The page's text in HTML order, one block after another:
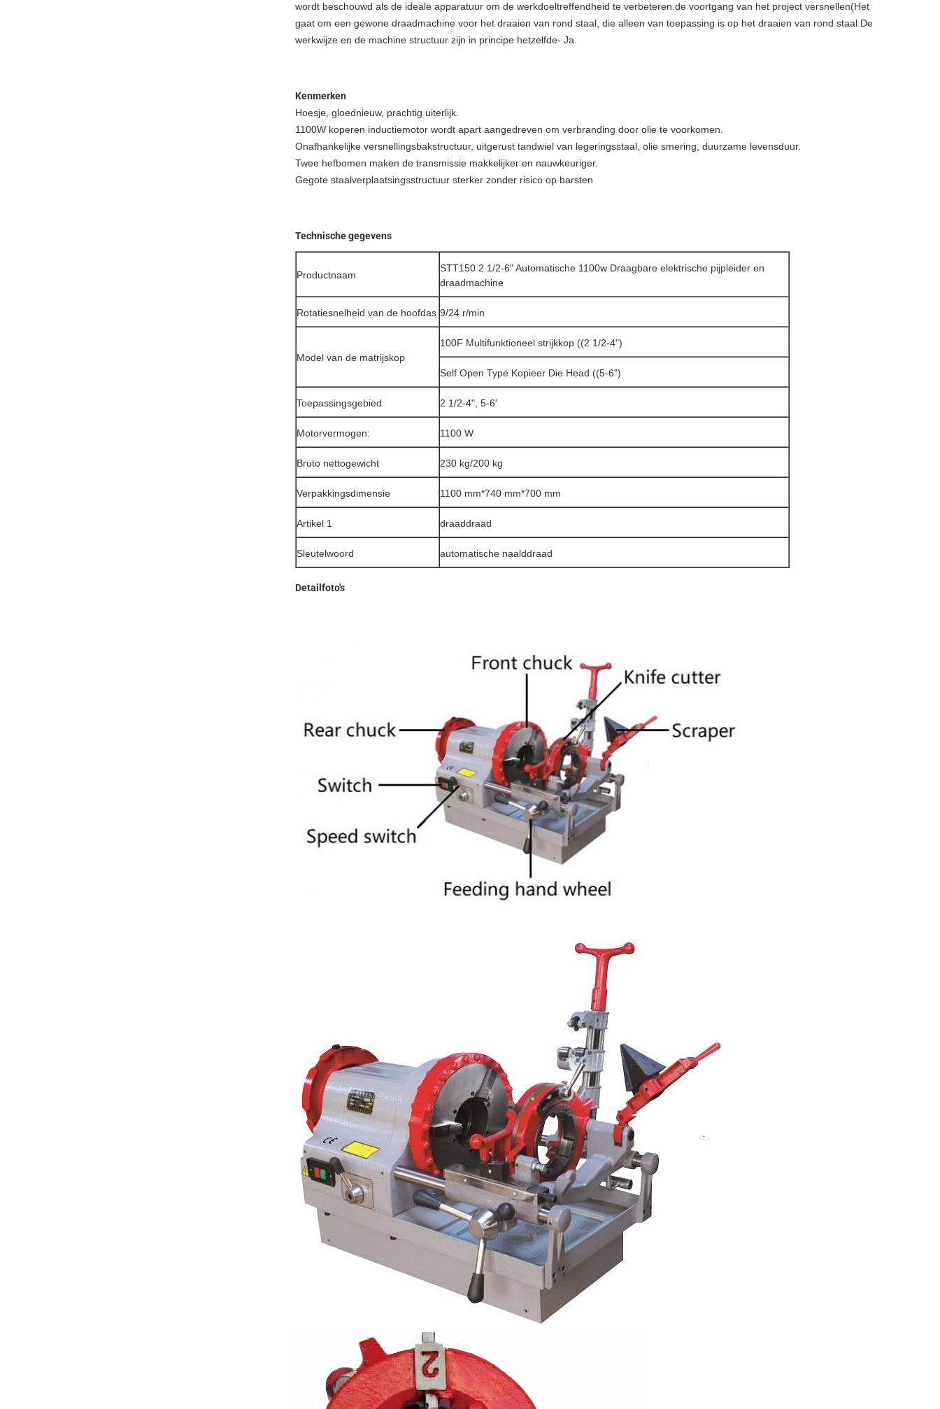
wordt beschouwd als de ideale apparatuur om de werkdoeltreffendheid te verbeteren.de voortgang van het project versnellen(Het
gaat om een gewone draadmachine voor het draaien van rond staal, die alleen van toepassing is op het draaien van rond staal.De
werkwijze en de machine structuur zijn in principe hetzelfde- Ja.
Kenmerken
Hoesje, gloednieuw, prachtig uiterlijk.
1100W koperen inductiemotor wordt apart aangedreven om verbranding door olie te voorkomen.
Onafhankelijke versnellingsbakstructuur, uitgerust tandwiel van legeringsstaal, olie smering, duurzame levensduur.
Twee hefbomen maken de transmissie makkelijker en nauwkeuriger.
Gegote staalverplaatsingsstructuur sterker zonder risico op barsten
Technische gegevens
Productnaam
STT150 2 1/2-6" Automatische 1100w Draagbare elektrische pijpleider en
draadmachine
Rotatiesnelheid van de hoofdas 9/24 r/min
Model van de matrijskop
100F Multifunktioneel strijkkop ((2 1/2-4")
Self Open Type Kopieer Die Head ((5-6")
Toepassingsgebied 2 1/2-4", 5-6'
Motorvermogen: 1100 W
Bruto nettogewicht 230 kg/200 kg
Verpakkingsdimensie 1100 mm*740 mm*700 mm
Artikel 1 draaddraad
Sleutelwoord automatische naalddraad
Detailfoto's